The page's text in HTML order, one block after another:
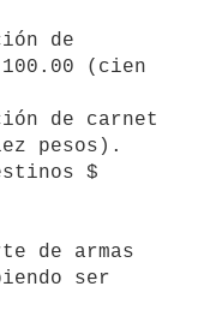
(cien
pesos).
ser